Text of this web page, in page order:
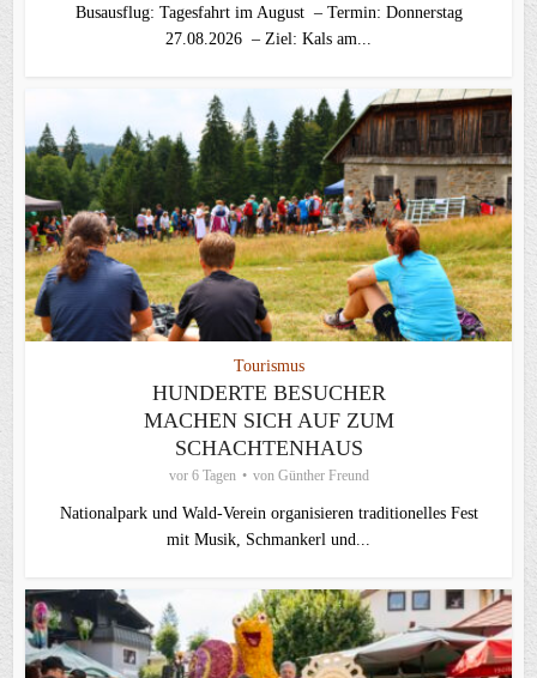
Busausflug: Tagesfahrt im August – Termin: Donnerstag
27.08.2026 – Ziel: Kals am...
Tourismus
HUNDERTE BESUCHER
MACHEN SICH AUF ZUM
SCHACHTENHAUS
vor 6 Tagen von Günther Freund
Nationalpark und Wald-Verein organisieren traditionelles Fest
mit Musik, Schmankerl und...